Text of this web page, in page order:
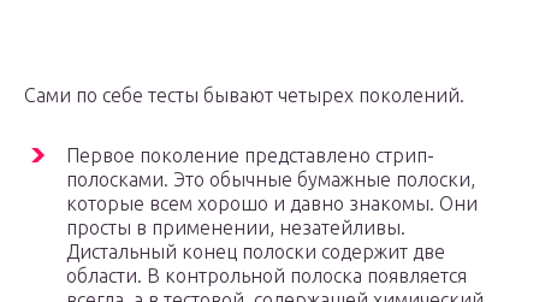
Сами по себе тесты бывают четырех поколений.
Первое поколение представлено стрип-
полосками. Это обычные бумажные полоски,
которые всем хорошо и давно знакомы. Они
просты в применении, незатейливы.
Дистальный конец полоски содержит две
области. В контрольной полоска появляется